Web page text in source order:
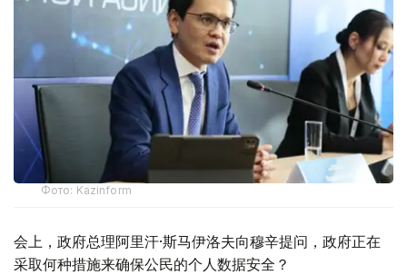
Фото: Kazinform
会上，政府总理阿里汗·斯马伊洛夫向穆辛提问，政府正在
采取何种措施来确保公民的个人数据安全？